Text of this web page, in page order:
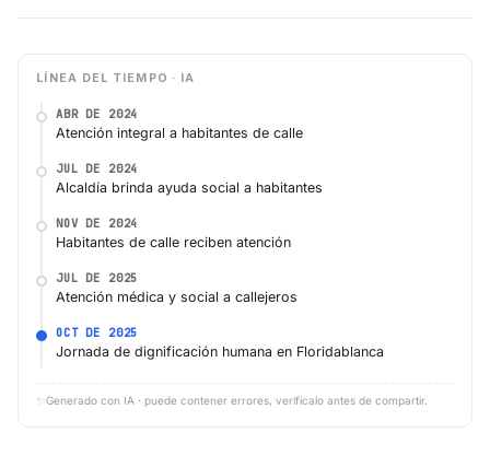
LÍNEA DEL TIEMPO · IA
ABR DE 2024
Atención integral a habitantes de calle
JUL DE 2024
Alcaldía brinda ayuda social a habitantes
NOV DE 2024
Habitantes de calle reciben atención
JUL DE 2025
Atención médica y social a callejeros
OCT DE 2025
Jornada de dignificación humana en Floridablanca
✨ Generado con IA · puede contener errores, verifícalo antes de compartir.